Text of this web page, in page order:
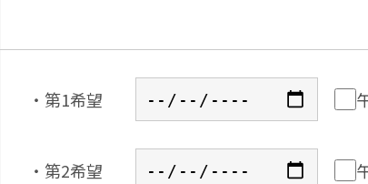
・第1希望
・第2希望